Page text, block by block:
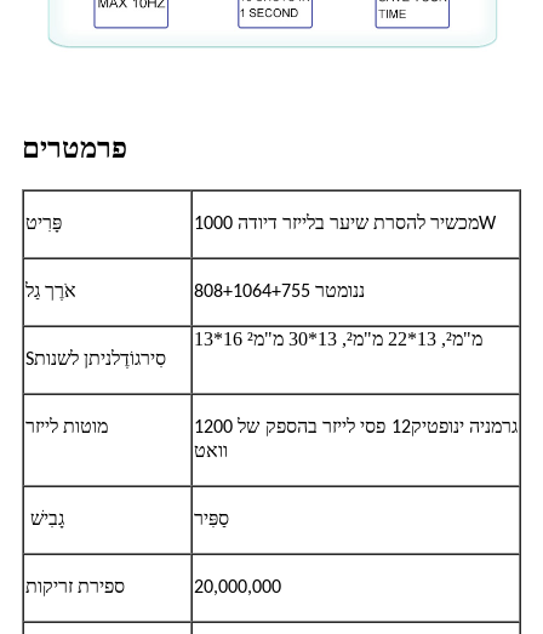
פרמטרים
פָּרִיט מכשיר להסרת שיער בלייזר דיודה 1000W
אֹרֶך גַל 808+1064+755 ננומטר
S סִירגוֹדֶלניתן לשנות
13*16 מ"מ², 13*22 מ"מ², 13*30 מ"מ²
מוטות לייזר גרמניה ינופטיק
12 פסי לייזר בהספק של 1200
וואט
גָבִישׁ סַפִּיר
ספירת זריקות 20,000,000